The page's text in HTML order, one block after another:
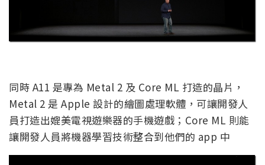
同時 A11 是專為 Metal 2 及 Core ML 打造的晶片，
Metal 2 是 Apple 設計的繪圖處理軟體，可讓開發人
員打造出媲美電視遊樂器的手機遊戲；Core ML 則能
讓開發人員將機器學習技術整合到他們的 app 中